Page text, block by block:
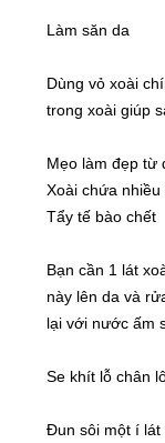
Làm săn da
Dùng vỏ xoài
trong xoài giúp
Mẹo làm đẹp từ
Xoài chứa nhiều
Tẩy tế bào chết
Bạn cần 1 lát
này lên da và
lại với nước ấm
Se khít lỗ chân
Đun sôi một í lát